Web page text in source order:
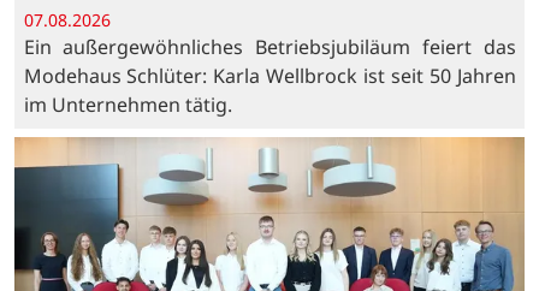
07.08.2026
Ein außergewöhnliches Betriebsjubiläum feiert das
Modehaus Schlüter: Karla Wellbrock ist seit 50 Jahren
im Unternehmen tätig.